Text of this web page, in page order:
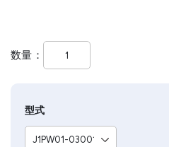
数量
型式